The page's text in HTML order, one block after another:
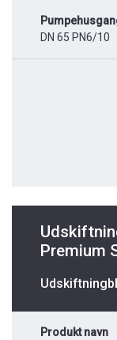
DN 65 PN6/10
Premium
Produkt navn